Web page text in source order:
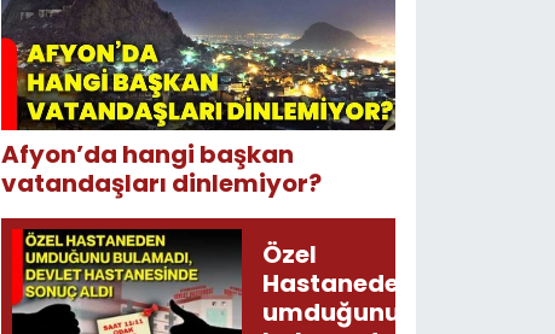
Afyon’da hangi başkan
vatandaşları dinlemiyor?
Özel
Hastaneden
umduğunu